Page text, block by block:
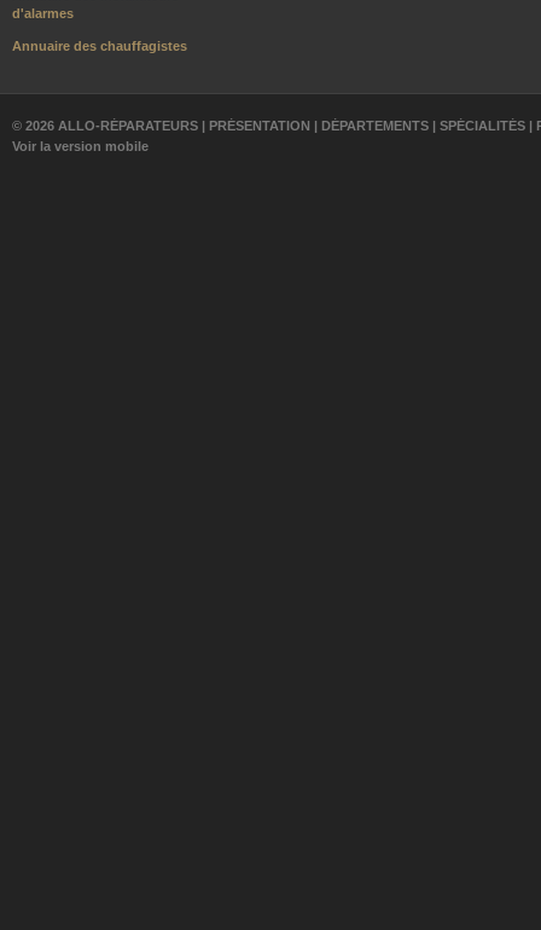
d'alarmes
Annuaire des chauffagistes
© 2026 ALLO-RÉPARATEURS | PRÉSENTATION DÉPARTEMENTS SPÉCIALITÉS
Voir la version mobile